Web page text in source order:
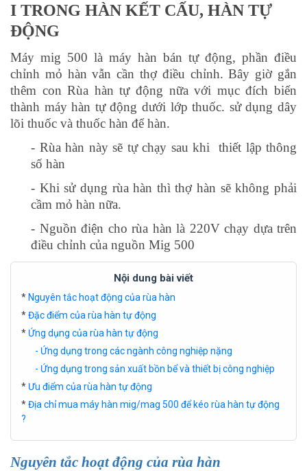
I TRONG HÀN KẾT CẤU, HÀN TỰ
ĐỘNG
Máy mig 500 là máy hàn bán tự động, phần điều
chỉnh mỏ hàn vẫn cần thợ điều chỉnh. Bây giờ gắn
thêm con Rùa hàn tự động nữa với mục đích biến
thành máy hàn tự động dưới lớp thuốc. sử dụng dây
lõi thuốc và thuốc hàn để hàn.
- Rùa hàn này sẽ tự chạy sau khi thiết lập thông
số hàn
- Khi sử dụng rùa hàn thì thợ hàn sẽ không phải
cầm mỏ hàn nữa.
- Nguồn điện cho rùa hàn là 220V chạy dựa trên
điều chỉnh của nguồn Mig 500
Nội dung bài viết
* Nguyên tắc hoạt động của rùa hàn
*Đặc điểm của rùa hàn tự động
* Ứng dụng của rùa hàn tự động
- Ứng dụng trong các ngành công nghiệp nặng
- Ứng dụng trong sản xuất bồn bể và thiết bị công nghiệp
* Ưu điểm của rùa hàn tự động
*Địa chỉ mua máy hàn mig/mag 500 để kéo rùa hàn tự động
?
Nguyên tắc hoạt động của rùa hàn